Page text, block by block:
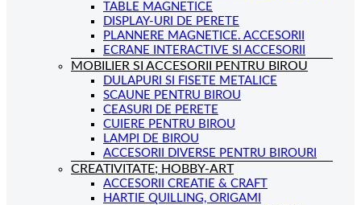
TABLE MAGNETICE
DISPLAY-URI DE PERETE
PLANNERE MAGNETICE. ACCESORII
ECRANE INTERACTIVE SI ACCESORII
MOBILIER SI ACCESORII PENTRU BIROU
DULAPURI SI FISETE METALICE
SCAUNE PENTRU BIROU
CEASURI DE PERETE
CUIERE PENTRU BIROU
LAMPI DE BIROU
ACCESORII DIVERSE PENTRU BIROURI
CREATIVITATE; HOBBY-ART
ACCESORII CREATIE & CRAFT
HARTIE QUILLING, ORIGAMI